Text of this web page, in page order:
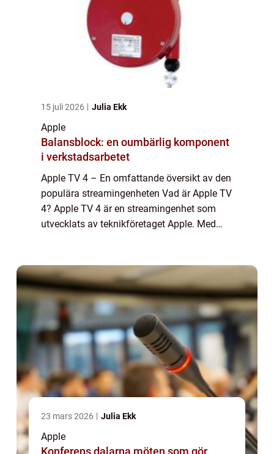
15 juli 2026 Julia Ekk
Apple
Balansblock: en oumbärlig komponent
i verkstadsarbetet
Apple TV 4 – En omfattande översikt av den
populära streamingenheten Vad är Apple TV
4? Apple TV 4 är en streamingenhet som
utvecklats av teknikföretaget Apple. Med
23 mars 2026 Julia Ekk
Apple
Konferens dalarna möten som gör